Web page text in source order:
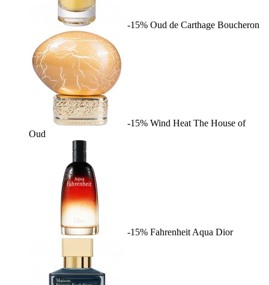
-15% Oud de Carthage Boucheron
-15% Wind Heat The House of
Oud
-15% Fahrenheit Aqua Dior